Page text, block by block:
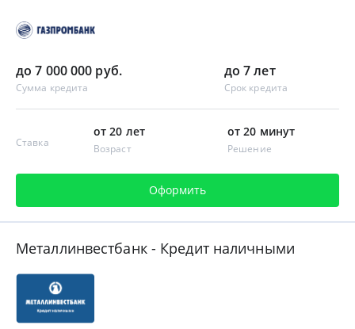
до 7 000 000 руб.
Сумма кредита
до 7 лет
Срок кредита
Ставка
от 20 лет
Возраст
от 20 минут
Решение
Оформить
Металлинвестбанк - Кредит наличными